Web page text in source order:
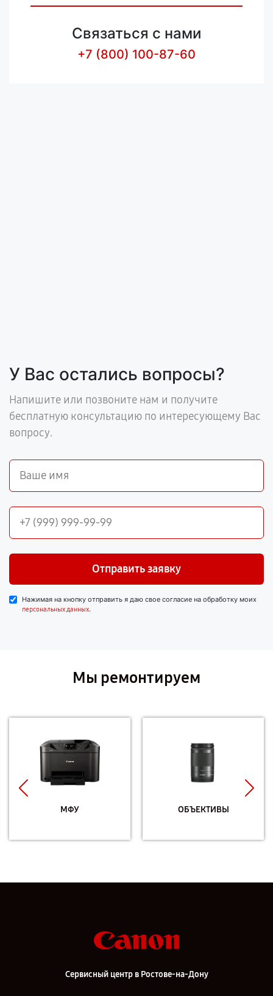
Связаться с нами
+7 (800) 100-87-60
У Вас остались вопросы?
Напишите или позвоните нам и получите
бесплатную консультацию по интересующему Вас
вопросу.
Отправить заявку
Нажимая на кнопку отправить я даю свое согласие на обработку моих
персональных данных.
Мы ремонтируем
МФУ ОБЪЕКТИВЫ
Сервисный центр в Ростове-на-Дону